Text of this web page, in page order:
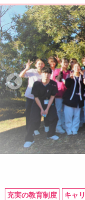
充実の教育制度 キャ